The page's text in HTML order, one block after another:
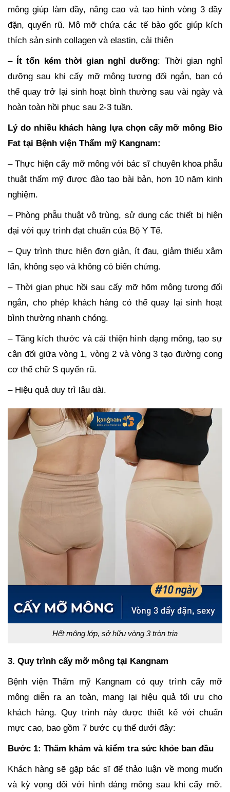
mông giúp làm đầy, nâng cao và tạo hình vòng 3 đầy
đặn, quyến rũ. Mô mỡ chứa các tế bào gốc giúp kích
thích sản sinh collagen và elastin, cải thiện
– Ít tốn kém thời gian nghỉ dưỡng: Thời gian nghỉ
dưỡng sau khi cấy mỡ mông tương đối ngắn, bạn có
thể quay trở lại sinh hoạt bình thường sau vài ngày và
hoàn toàn hồi phục sau 2-3 tuần.
Lý do nhiều khách hàng lựa chọn cấy mỡ mông Bio
Fat tại Bệnh viện Thẩm mỹ Kangnam:
– Thực hiện cấy mỡ mông với bác sĩ chuyên khoa phẫu
thuật thẩm mỹ được đào tạo bài bản, hơn 10 năm kinh
nghiệm.
– Phòng phẫu thuật vô trùng, sử dụng các thiết bị hiện
đại với quy trình đạt chuẩn của Bộ Y Tế.
– Quy trình thực hiện đơn giản, ít đau, giảm thiểu xâm
lấn, không sẹo và không có biến chứng.
– Thời gian phục hồi sau cấy mỡ hõm mông tương đối
ngắn, cho phép khách hàng có thể quay lại sinh hoạt
bình thường nhanh chóng.
– Tăng kích thước và cải thiện hình dạng mông, tạo sự
cân đối giữa vòng 1, vòng 2 và vòng 3 tạo đường cong
cơ thể chữ S quyến rũ.
– Hiệu quả duy trì lâu dài.
Hết mông lớp, sở hữu vòng 3 tròn trịa
3. Quy trình cấy mỡ mông tại Kangnam
Bệnh viện Thẩm mỹ Kangnam có quy trình cấy mỡ
mông diễn ra an toàn, mang lại hiệu quả tối ưu cho
khách hàng. Quy trình này được thiết kế với chuẩn
mực cao, bao gồm 7 bước cụ thể dưới đây:
Bước 1: Thăm khám và kiểm tra sức khỏe ban đầu
Khách hàng sẽ gặp bác sĩ để thảo luận về mong muốn
và kỳ vọng đối với hình dáng mông sau khi cấy mỡ.